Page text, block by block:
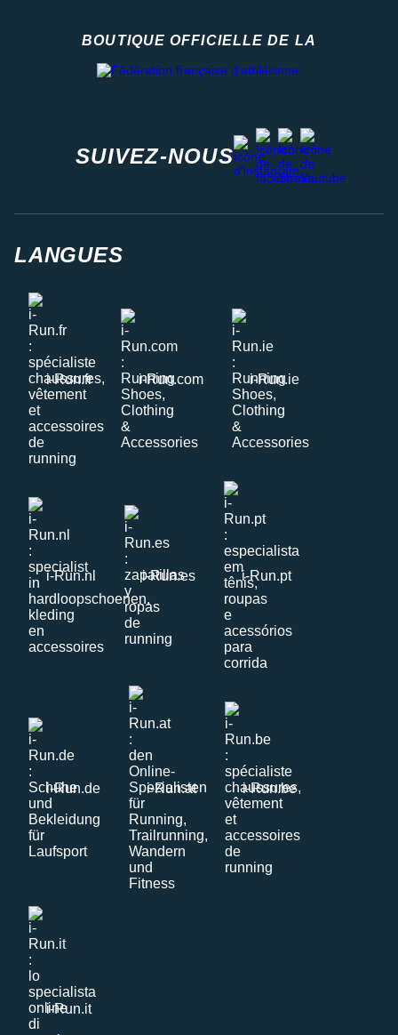
BOUTIQUE OFFICIELLE DE LA
SUIVEZ-NOUS
instagram
facebook
stravayoutube
LANGUES
i-Run.fr i-Run.com i-Run.ie
i-Run.nl i-Run.es i-Run.pt
i-Run.de i-Run.at i-Run.be
i-Run.it